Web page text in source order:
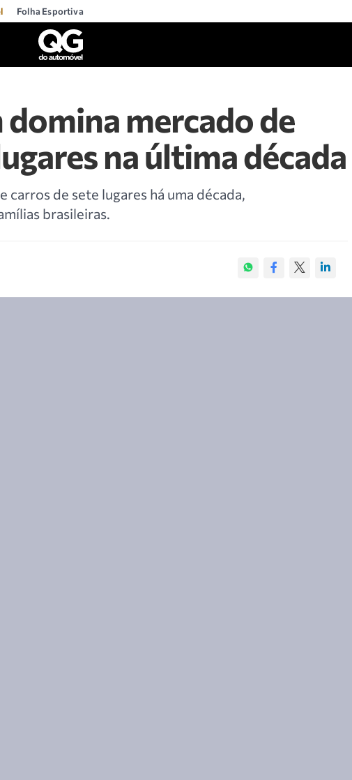
Folha Esportiva
mercado de
na última década
de sete lugares há uma década,
brasileiras.